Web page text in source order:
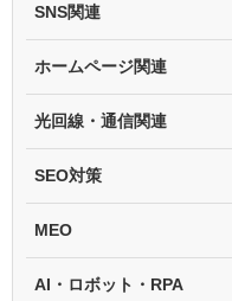
SNS関連
ホームページ関連
光回線・通信関連
SEO対策
MEO
AI・ロボット・RPA